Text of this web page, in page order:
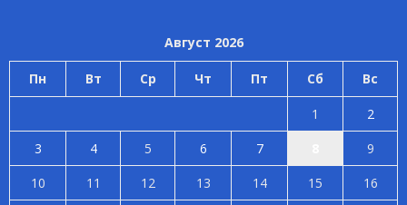
Август 2026
Пн Вт Ср Чт Пт Сб Вс
1
2
3
4 5 6 7
9
10
11 12 13 14 15
16